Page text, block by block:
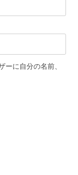
ーに自分の名前、